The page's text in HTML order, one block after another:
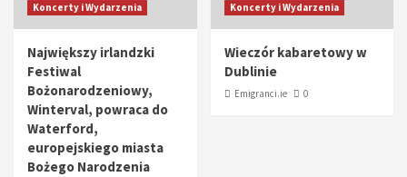
Koncerty i Wydarzenia
Największy irlandzki
Festiwal
Bożonarodzeniowy,
Winterval, powraca do
Waterford,
europejskiego miasta
Bożego Narodzenia
Koncerty i Wydarzenia
Wieczór kabaretowy w
Dublinie
Emigranci.ie 0